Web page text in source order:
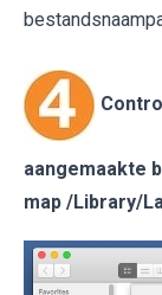
aangemaakte
map /Library/